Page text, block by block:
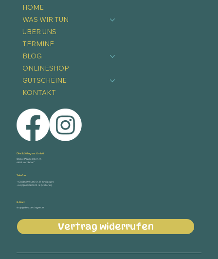
HOME
WAS WIR TUN
ÜBER UNS
TERMINE
BLOG
ONLINESHOP
GUTSCHEINE
KONTAKT
Die Stöttingers GmbH
Obere Pappelleiten 14
4655 Vorchdorf
Telefon
+43 (0) 699 14 05 54 51 (Christoph)
+43 (0) 699 18 10 13 18 (Stefanie)
E-Mail
shop@diestoettingers.at
Vertrag widerrufen